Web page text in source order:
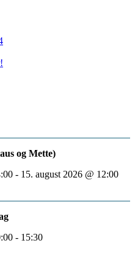
og Mette)
- 15. august 2026 @ 12:00
- 15:30